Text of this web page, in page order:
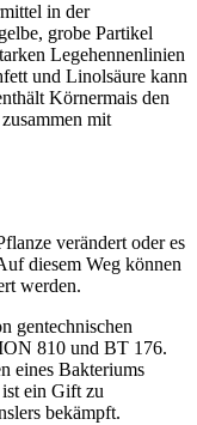
in der
grobe Partikel
Legehennenlinien
und Linolsäure kann
Körnermais den
mit
verändert oder es
diesem Weg können
werden.
gentechnischen
810 und BT 176.
eines Bakteriums
ein Gift zu
bekämpft.